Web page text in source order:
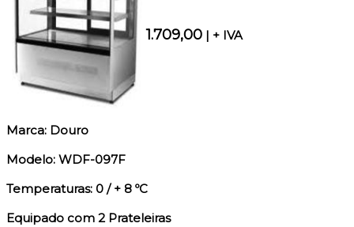
1.709,00 | + IVA
Marca: Douro
Modelo: WDF-097F
Temperaturas: 0 / + 8 ºC
Equipado com 2 Prateleiras